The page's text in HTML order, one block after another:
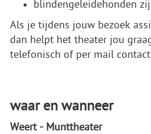
blindengeleidehonden
Als je tijdens jouw bezoek
dan helpt het theater jou
telefonisch of per mail
waar en wanneer
Weert - Munttheater